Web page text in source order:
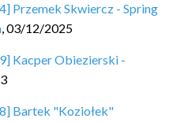
Przemek Skwiercz - Spring
,03/12/2025
Kacper Obiezierski -
Bartek "Koziołek"